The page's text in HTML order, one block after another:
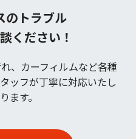
のトラブル
ください！
、カーフィルムなど各種
ッフが丁寧に対応いたし
ます。